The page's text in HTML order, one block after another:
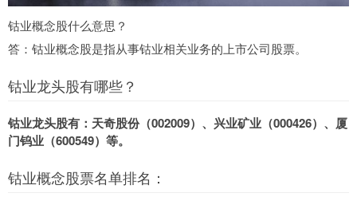
钴业概念股什么意思？
答：钴业概念股是指从事钴业相关业务的上市公司股票。
钴业龙头股有哪些？
钴业龙头股有：天奇股份（002009）、兴业矿业（000426）、厦
门钨业（600549）等。
钴业概念股票名单排名：